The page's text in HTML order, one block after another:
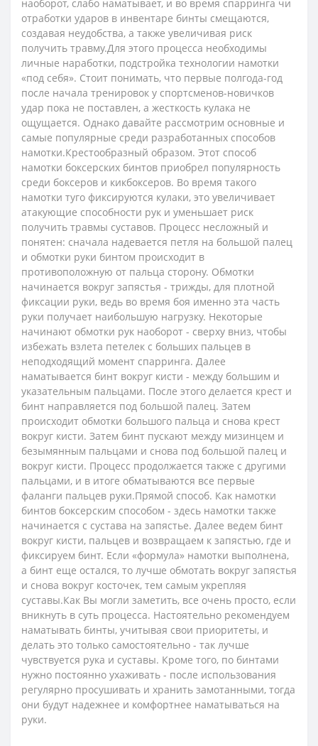
наоборот, слабо наматывает, и во время спарринга чи
отработки ударов в инвентаре бинты смещаются,
создавая неудобства, а также увеличивая риск
получить травму.Для этого процесса необходимы
личные наработки, подстройка технологии намотки
«под себя». Стоит понимать, что первые полгода-год
после начала тренировок у спортсменов-новичков
удар пока не поставлен, а жесткость кулака не
ощущается. Однако давайте рассмотрим основные и
самые популярные среди разработанных способов
намотки.Крестообразный образом. Этот способ
намотки боксерских бинтов приобрел популярность
среди боксеров и кикбоксеров. Во время такого
намотки туго фиксируются кулаки, это увеличивает
атакующие способности рук и уменьшает риск
получить травмы суставов. Процесс несложный и
понятен: сначала надевается петля на большой палец
и обмотки руки бинтом происходит в
противоположную от пальца сторону. Обмотки
начинается вокруг запястья - трижды, для плотной
фиксации руки, ведь во время боя именно эта часть
руки получает наибольшую нагрузку. Некоторые
начинают обмотки рук наоборот - сверху вниз, чтобы
избежать взлета петелек с больших пальцев в
неподходящий момент спарринга. Далее
наматывается бинт вокруг кисти - между большим и
указательным пальцами. После этого делается крест и
бинт направляется под большой палец. Затем
происходит обмотки большого пальца и снова крест
вокруг кисти. Затем бинт пускают между мизинцем и
безымянным пальцами и снова под большой палец и
вокруг кисти. Процесс продолжается также с другими
пальцами, и в итоге обматываются все первые
фаланги пальцев руки.Прямой способ. Как намотки
бинтов боксерским способом - здесь намотки также
начинается с сустава на запястье. Далее ведем бинт
вокруг кисти, пальцев и возвращаем к запястью, где и
фиксируем бинт. Если «формула» намотки выполнена,
а бинт еще остался, то лучше обмотать вокруг запястья
и снова вокруг косточек, тем самым укрепляя
суставы.Как Вы могли заметить, все очень просто, если
вникнуть в суть процесса. Настоятельно рекомендуем
наматывать бинты, учитывая свои приоритеты, и
делать это только самостоятельно - так лучше
чувствуется рука и суставы. Кроме того, по бинтами
нужно постоянно ухаживать - после использования
регулярно просушивать и хранить замотанными, тогда
они будут надежнее и комфортнее наматываться на
руки.